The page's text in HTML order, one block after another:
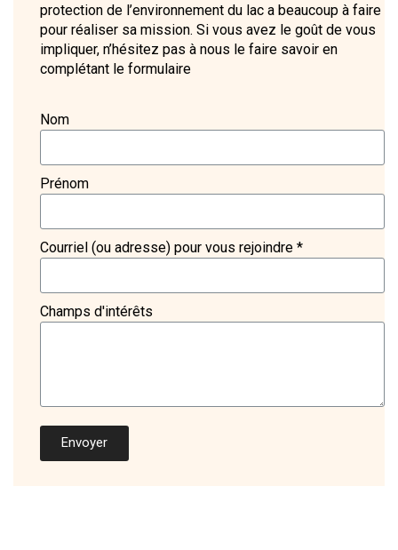
protection de l’environnement du lac a beaucoup à faire
pour réaliser sa mission. Si vous avez le goût de vous
impliquer, n’hésitez pas à nous le faire savoir en
complétant le formulaire
Nom
Prénom
Courriel (ou adresse) pour vous rejoindre *
Champs d'intérêts
Envoyer